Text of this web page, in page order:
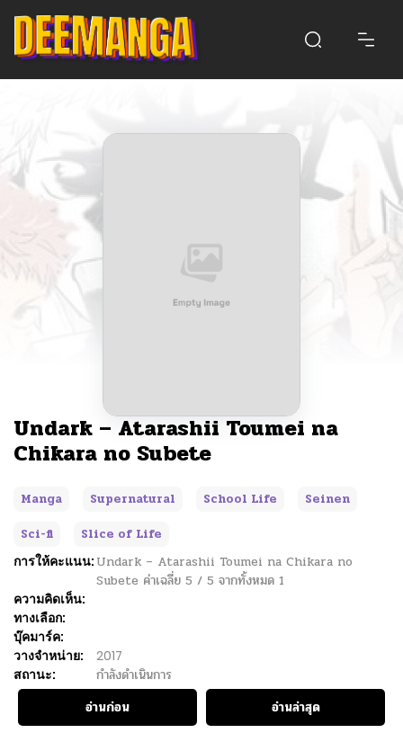
Undark – Atarashii Toumei na
Chikara no Subete
Manga Supernatural School Life
Seinen
Sci-fi
Slice of Life
การให้คะแนน: Undark – Atarashii Toumei na Chikara no
Subete ค่าเฉลี่ย 5 / 5 จากทั้งหมด 1
ความคิดเห็น:
ทางเลือก:
บุ๊คมาร์ค:
วางจำหน่าย:
2017
สถานะ:
กำลังดำเนินการ
อ่านก่อน
อ่านล่าสุด